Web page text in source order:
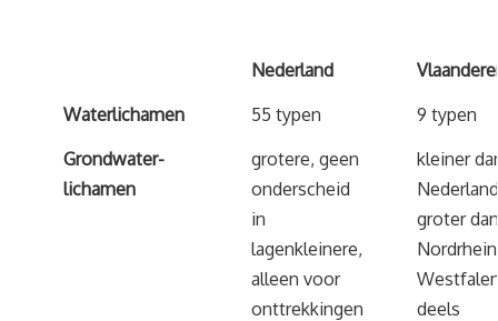
Nederland
Waterlichamen
55 typen
9 typen
Grondwater-
lichamen
grotere, geen
onderscheid
in
lagenkleinere,
alleen voor
onttrekkingen
kleiner
groter dan
deels